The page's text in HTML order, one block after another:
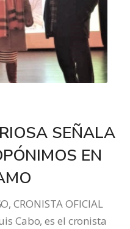
SEÑALA
EN
CRONISTA OFICIAL
Cabo, es el cronista